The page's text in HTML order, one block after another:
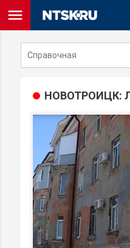
menu
close
НОВОТРОИЦК: